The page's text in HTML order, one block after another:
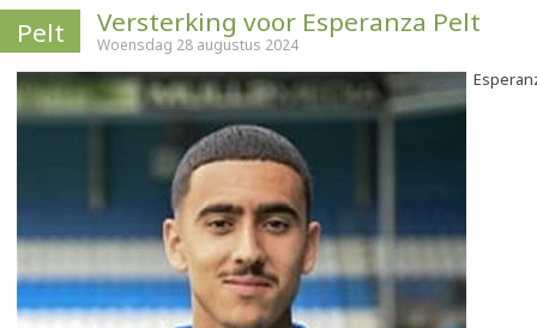
Pelt Versterking voor Esperanza Pelt
Woensdag 28 augustus 2024